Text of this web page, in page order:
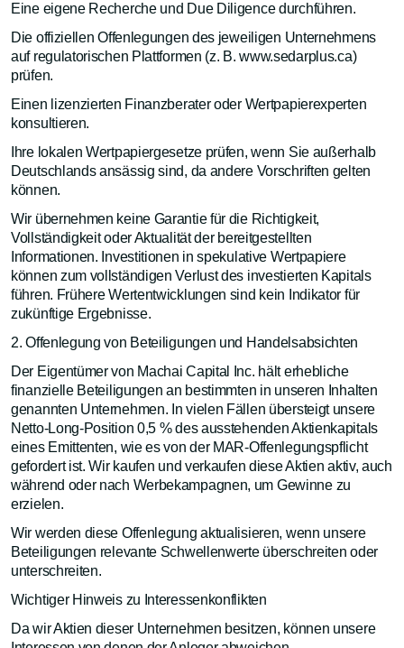
Eine eigene Recherche und Due Diligence durchführen.
Die offiziellen Offenlegungen des jeweiligen Unternehmens
auf regulatorischen Plattformen (z. B. www.sedarplus.ca)
prüfen.
Einen lizenzierten Finanzberater oder Wertpapierexperten
konsultieren.
Ihre lokalen Wertpapiergesetze prüfen, wenn Sie außerhalb
Deutschlands ansässig sind, da andere Vorschriften gelten
können.
Wir übernehmen keine Garantie für die Richtigkeit,
Vollständigkeit oder Aktualität der bereitgestellten
Informationen. Investitionen in spekulative Wertpapiere
können zum vollständigen Verlust des investierten Kapitals
führen. Frühere Wertentwicklungen sind kein Indikator für
zukünftige Ergebnisse.
2. Offenlegung von Beteiligungen und Handelsabsichten
Der Eigentümer von Machai Capital Inc. hält erhebliche
finanzielle Beteiligungen an bestimmten in unseren Inhalten
genannten Unternehmen. In vielen Fällen übersteigt unsere
Netto-Long-Position 0,5 % des ausstehenden Aktienkapitals
eines Emittenten, wie es von der MAR-Offenlegungspflicht
gefordert ist. Wir kaufen und verkaufen diese Aktien aktiv, auch
während oder nach Werbekampagnen, um Gewinne zu
erzielen.
Wir werden diese Offenlegung aktualisieren, wenn unsere
Beteiligungen relevante Schwellenwerte überschreiten oder
unterschreiten.
Wichtiger Hinweis zu Interessenkonflikten
Da wir Aktien dieser Unternehmen besitzen, können unsere